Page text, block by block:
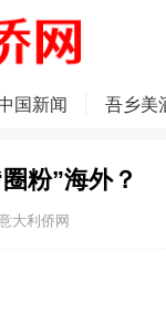
国新闻 吾乡美
粉”海外？
大利侨网